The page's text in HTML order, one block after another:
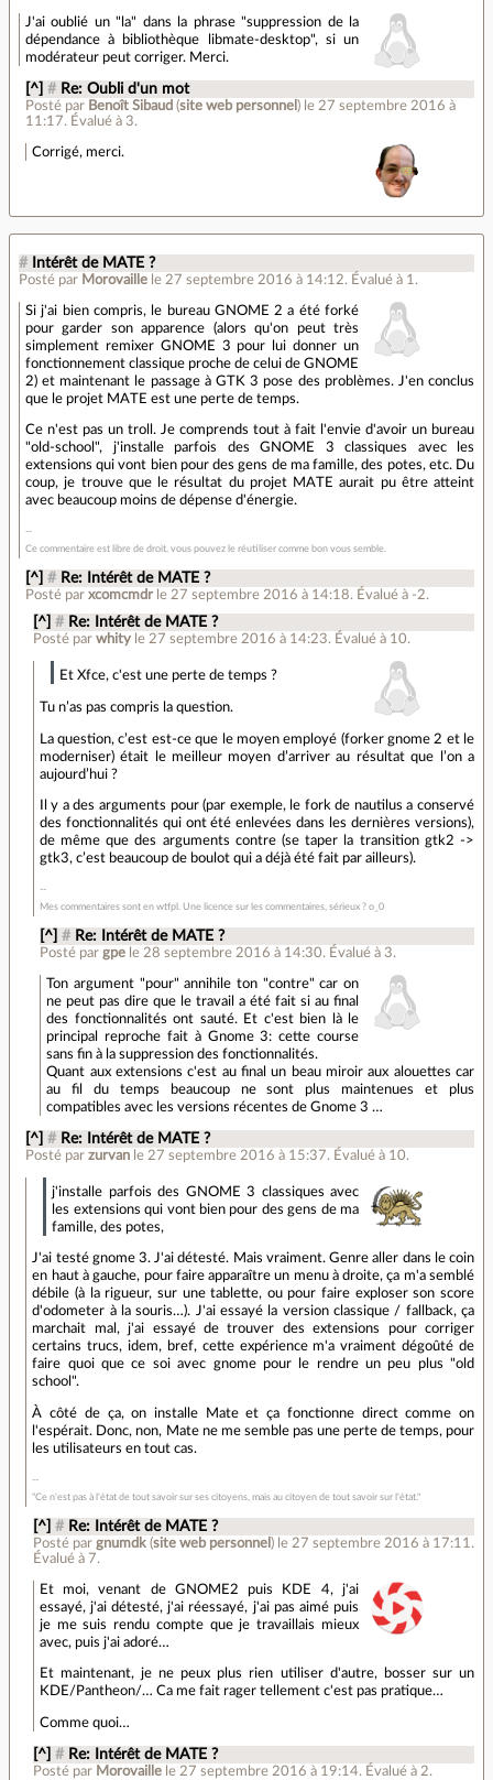
J'ai oublié un "la" dans la phrase "suppression de la
dépendance à bibliothèque libmate-desktop", si un
modérateur peut corriger. Merci.
[^] # Re: Oubli d'un mot
Posté par Benoît Sibaud (site web personnel ) le 27 septembre 2016 à
11:17. Évalué à 3.
Corrigé, merci.
# Intérêt de MATE ?
Posté par Morovaille le 27 septembre 2016 à 14:12. Évalué à 1 .
Si j'ai bien compris, le bureau GNOME 2 a été forké
pour garder son apparence (alors qu'on peut très
simplement remixer GNOME 3 pour lui donner un
fonctionnement classique proche de celui de GNOME
2) et maintenant le passage à GTK 3 pose des problèmes. J'en conclus
que le projet MATE est une perte de temps.
Ce n'est pas un troll. Je comprends tout à fait l'envie d'avoir un bureau
"old-school", j'installe parfois des GNOME 3 classiques avec les
extensions qui vont bien pour des gens de ma famille, des potes, etc. Du
coup, je trouve que le résultat du projet MATE aurait pu être atteint
avec beaucoup moins de dépense d'énergie.
Ce commentaire est libre de droit, vous pouvez le réutiliser comme bon vous semble.
[^] # Re: Intérêt de MATE ?
Posté parxcomcmdr le 27 septembre 2016 à 14:18. Évalué à -2.
[^] # Re: Intérêt de MATE ?
Posté par whity le 27 septembre 2016 à 14:23. Évalué à 10.
Et Xfce, c'est une perte de temps ?
Tu n’as pas compris la question.
La question, c’est est-ce que le moyen employé (forker gnome 2 et le
moderniser) était le meilleur moyen d’arriver au résultat que l’on a
aujourd’hui ?
Il y a des arguments pour (par exemple, le fork de nautilus a conservé
des fonctionnalités qui ont été enlevées dans les dernières versions),
de même que des arguments contre (se taper la transition gtk2 ->
gtk3, c’est beaucoup de boulot qui a déjà été fait par ailleurs).
Mes commentaires sont en wtfpl. Une licence sur les commentaires, sérieux ? o_0
[^] # Re: Intérêt de MATE ?
Posté pargpe le 28 septembre 2016 à 14:30. Évalué à 3.
Ton argument "pour" annihile ton "contre" car on
ne peut pas dire que le travail a été fait si au final
des fonctionnalités ont sauté. Et c'est bien là le
principal reproche fait à Gnome 3: cette course
sans fin à la suppression des fonctionnalités.
Quant aux extensions c'est au final un beau miroir aux alouettes car
au fil du temps beaucoup ne sont plus maintenues et plus
compatibles avec les versions récentes de Gnome 3 …
[^] # Re: Intérêt de MATE ?
Posté parzurvan le 27 septembre 2016 à 15:37. Évalué à 10.
j'installe parfois des GNOME 3 classiques avec
les extensions qui vont bien pour des gens de ma
famille, des potes,
J'ai testé gnome 3. J'ai détesté. Mais vraiment. Genre aller dans le coin
en haut à gauche, pour faire apparaître un menu à droite, ça m'a semblé
débile (à la rigueur, sur une tablette, ou pour faire exploser son score
d'odometer à la souris…). J'ai essayé la version classique / fallback, ça
marchait mal, j'ai essayé de trouver des extensions pour corriger
certains trucs, idem, bref, cette expérience m'a vraiment dégoûté de
faire quoi que ce soi avec gnome pour le rendre un peu plus "old
school".
À côté de ça, on installe Mate et ça fonctionne direct comme on
l'espérait. Donc, non, Mate ne me semble pas une perte de temps, pour
les utilisateurs en tout cas.
"Ce n'est pas à l'état de tout savoir sur ses citoyens, mais au citoyen de tout savoir sur l'état."
[^] # Re: Intérêt de MATE ?
Posté par gnumdk(site web personnel ) le 27 septembre 2016 à 17:11 .
Évalué à 7.
Et moi, venant de GNOME2 puis KDE 4, j'ai
essayé, j'ai détesté, j'ai réessayé, j'ai pas aimé puis
je me suis rendu compte que je travaillais mieux
avec, puis j'ai adoré…
Et maintenant, je ne peux plus rien utiliser d'autre, bosser sur un
KDE/Pantheon/… Ca me fait rager tellement c'est pas pratique…
Comme quoi…
[^] # Re: Intérêt de MATE ?
Posté par Morovaille le 27 septembre 2016 à 19:14. Évalué à 2.